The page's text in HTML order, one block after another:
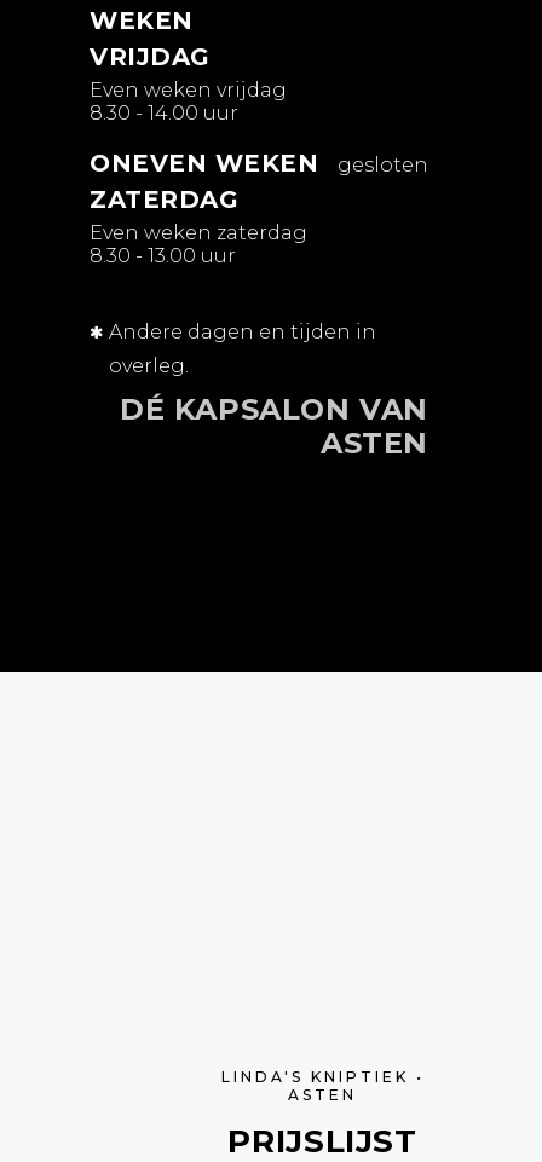
WEKEN
VRIJDAG
Even weken vrijdag
8.30 - 14.00 uur
ONEVEN WEKEN
ZATERDAG
gesloten
Even weken zaterdag
8.30 - 13.00 uur
Andere dagen en tijden in
overleg.
DÉ KAPSALON VAN
ASTEN
LINDA'S KNIPTIEK •
ASTEN
PRIJSLIJST